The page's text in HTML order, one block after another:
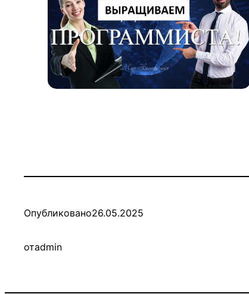
Опубликовано26.05.2025
отadmin